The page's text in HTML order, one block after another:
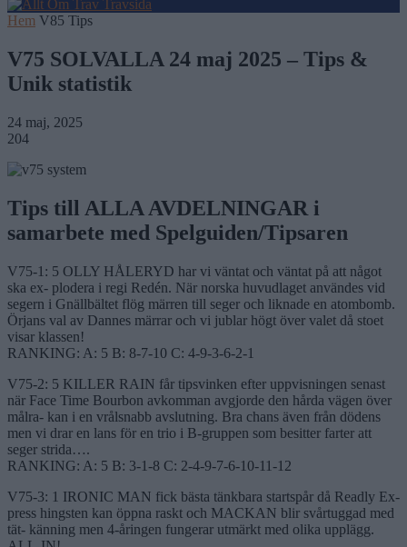
Hem V85 Tips
V75 SOLVALLA 24 maj 2025 – Tips &
Unik statistik
24 maj, 2025
204
Tips till ALLA AVDELNINGAR i
samarbete med Spelguiden/Tipsaren
V75-1: 5 OLLY HÅLERYD har vi väntat och väntat på att något
ska ex- plodera i regi Redén. När norska huvudlaget användes vid
segern i Gnällbältet flög märren till seger och liknade en atombomb.
Örjans val av Dannes märrar och vi jublar högt över valet då stoet
visar klassen!
RANKING: A: 5 B: 8-7-10 C: 4-9-3-6-2-1
V75-2: 5 KILLER RAIN får tipsvinken efter uppvisningen senast
när Face Time Bourbon avkomman avgjorde den hårda vägen över
målra- kan i en vrålsnabb avslutning. Bra chans även från dödens
men vi drar en lans för en trio i B-gruppen som besitter farter att
seger strida….
RANKING: A: 5 B: 3-1-8 C: 2-4-9-7-6-10-11-12
V75-3: 1 IRONIC MAN fick bästa tänkbara startspår då Readly Ex-
press hingsten kan öppna raskt och MACKAN blir svårtuggad med
tät- känning men 4-åringen fungerar utmärkt med olika upplägg.